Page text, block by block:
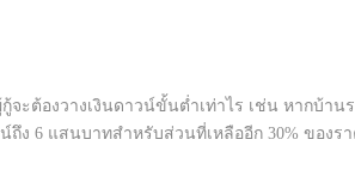
จะต้องวางเงินดาวน์ขั้นต่ำเท่าไร เช่น หากบ้า
ถึง 6 แสนบาทสำหรับส่วนที่เหลืออีก 30% ของร